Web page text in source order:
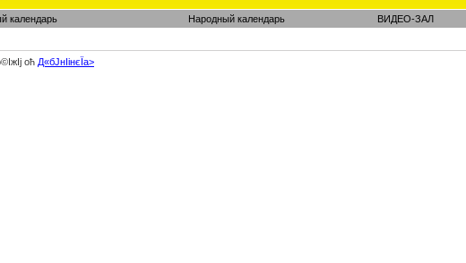
календарь Народный календарь ВИДЕО-ЗАЛ
оћ Д«бЈ­нІінєЇa>